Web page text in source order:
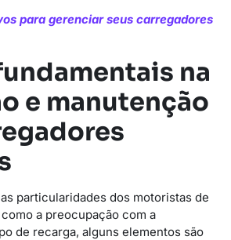
para gerenciar seus carregadores
na
e manutenção
particularidades dos motoristas de
a preocupação com a
de recarga, alguns elementos são